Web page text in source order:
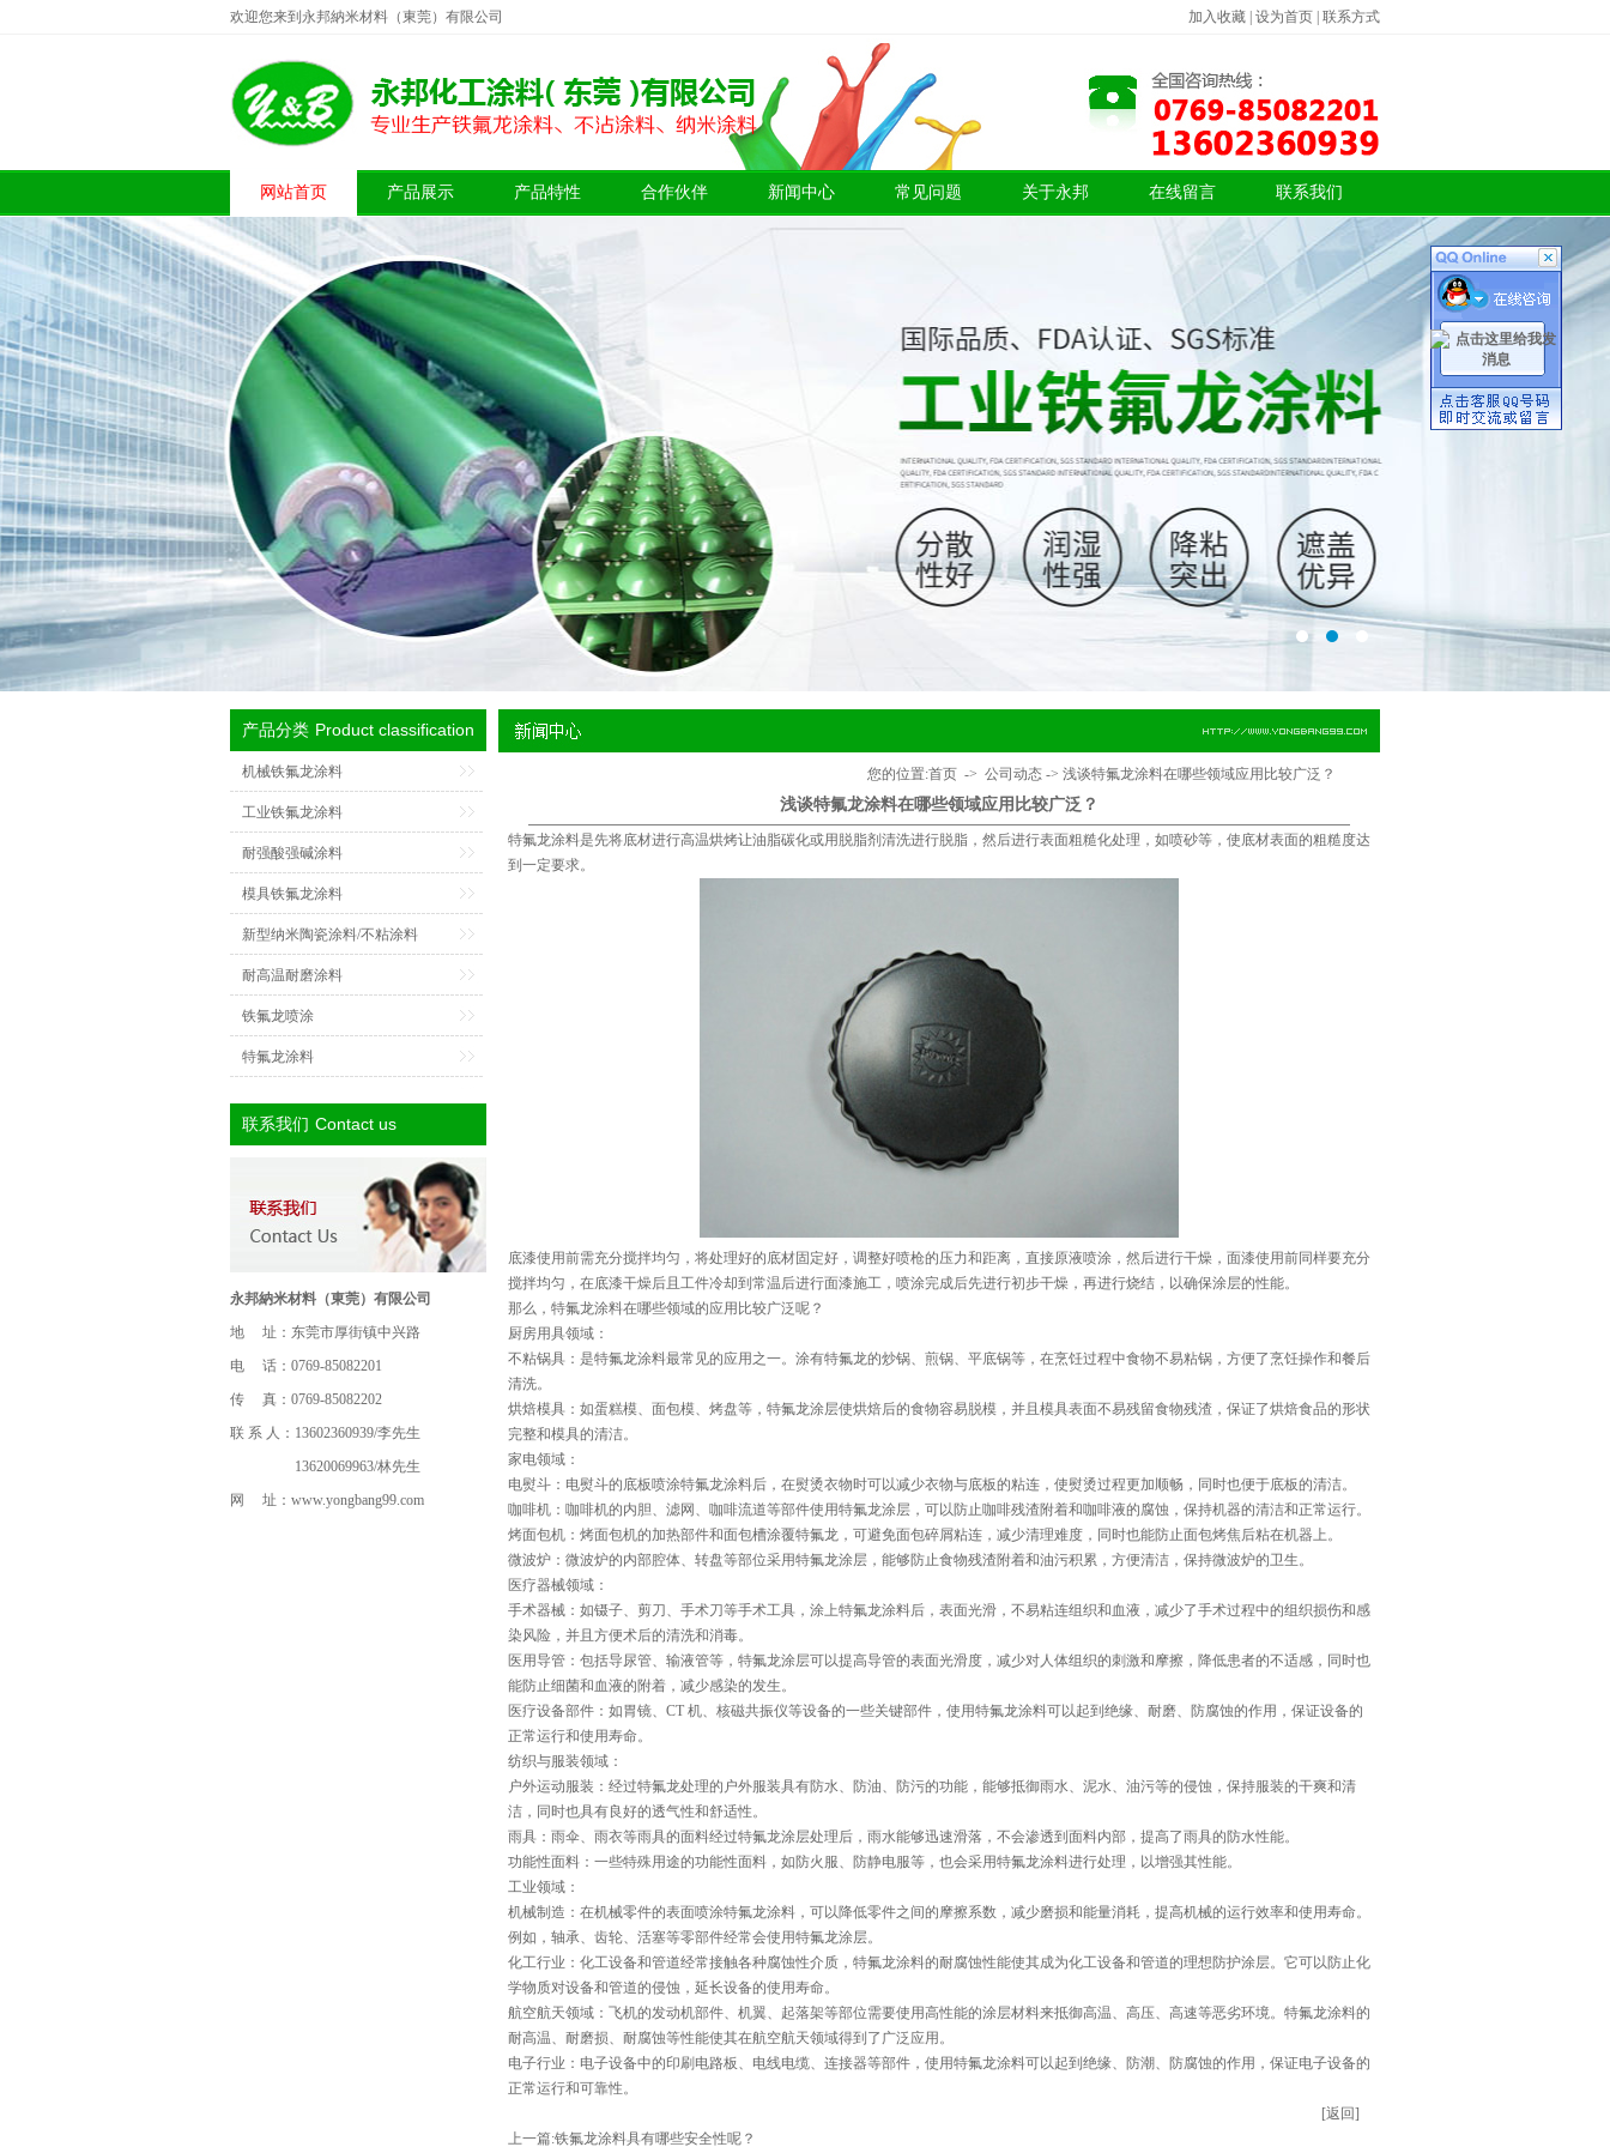
加入收藏 设为首页 联系方式
欢迎您来到永邦納米材料（東莞）有限公司
网站首页 产品展示 产品特性 合作伙伴 新闻中心 常见问题 关于永邦 在线留言 联系我们
产品分类 Product classification
机械铁氟龙涂料
工业铁氟龙涂料
耐强酸强碱涂料
模具铁氟龙涂料
新型纳米陶瓷涂料/不粘涂料
耐高温耐磨涂料
铁氟龙喷涂
特氟龙涂料
联系我们 Contact us
永邦納米材料（東莞）有限公司
地 址：东莞市厚街镇中兴路
电 话：0769-85082201
传 真：0769-85082202
联 系 人：13602360939/李先生
13620069963/林先生
网 址： www.yongbang99.com
您的位置:首页 ->公司动态 ->浅谈特氟龙涂料在哪些领域应用比较广泛？
浅谈特氟龙涂料在哪些领域应用比较广泛？
特氟龙涂料是先将底材进行高温烘烤让油脂碳化或用脱脂剂清洗进行脱脂，然后进行表面粗糙化处理，如喷砂等，使底材表面的粗糙度达
到一定要求。
底漆使用前需充分搅拌均匀，将处理好的底材固定好，调整好喷枪的压力和距离，直接原液喷涂，然后进行干燥，面漆使用前同样要充分
搅拌均匀，在底漆干燥后且工件冷却到常温后进行面漆施工，喷涂完成后先进行初步干燥，再进行烧结，以确保涂层的性能。
那么，特氟龙涂料在哪些领域的应用比较广泛呢？
厨房用具领域：
不粘锅具：是特氟龙涂料最常见的应用之一。涂有特氟龙的炒锅、煎锅、平底锅等，在烹饪过程中食物不易粘锅，方便了烹饪操作和餐后
清洗。
烘焙模具：如蛋糕模、面包模、烤盘等，特氟龙涂层使烘焙后的食物容易脱模，并且模具表面不易残留食物残渣，保证了烘焙食品的形状
完整和模具的清洁。
家电领域：
电熨斗：电熨斗的底板喷涂特氟龙涂料后，在熨烫衣物时可以减少衣物与底板的粘连，使熨烫过程更加顺畅，同时也便于底板的清洁。
咖啡机：咖啡机的内胆、滤网、咖啡流道等部件使用特氟龙涂层，可以防止咖啡残渣附着和咖啡液的腐蚀，保持机器的清洁和正常运行。
烤面包机：烤面包机的加热部件和面包槽涂覆特氟龙，可避免面包碎屑粘连，减少清理难度，同时也能防止面包烤焦后粘在机器上。
微波炉：微波炉的内部腔体、转盘等部位采用特氟龙涂层，能够防止食物残渣附着和油污积累，方便清洁，保持微波炉的卫生。
医疗器械领域：
手术器械：如镊子、剪刀、手术刀等手术工具，涂上特氟龙涂料后，表面光滑，不易粘连组织和血液，减少了手术过程中的组织损伤和感
染风险，并且方便术后的清洗和消毒。
医用导管：包括导尿管、输液管等，特氟龙涂层可以提高导管的表面光滑度，减少对人体组织的刺激和摩擦，降低患者的不适感，同时也
能防止细菌和血液的附着，减少感染的发生。
医疗设备部件：如胃镜、CT 机、核磁共振仪等设备的一些关键部件，使用特氟龙涂料可以起到绝缘、耐磨、防腐蚀的作用，保证设备的
正常运行和使用寿命。
纺织与服装领域：
户外运动服装：经过特氟龙处理的户外服装具有防水、防油、防污的功能，能够抵御雨水、泥水、油污等的侵蚀，保持服装的干爽和清
洁，同时也具有良好的透气性和舒适性。
雨具：雨伞、雨衣等雨具的面料经过特氟龙涂层处理后，雨水能够迅速滑落，不会渗透到面料内部，提高了雨具的防水性能。
功能性面料：一些特殊用途的功能性面料，如防火服、防静电服等，也会采用特氟龙涂料进行处理，以增强其性能。
工业领域：
机械制造：在机械零件的表面喷涂特氟龙涂料，可以降低零件之间的摩擦系数，减少磨损和能量消耗，提高机械的运行效率和使用寿命。
例如，轴承、齿轮、活塞等零部件经常会使用特氟龙涂层。
化工行业：化工设备和管道经常接触各种腐蚀性介质，特氟龙涂料的耐腐蚀性能使其成为化工设备和管道的理想防护涂层。它可以防止化
学物质对设备和管道的侵蚀，延长设备的使用寿命。
航空航天领域：飞机的发动机部件、机翼、起落架等部位需要使用高性能的涂层材料来抵御高温、高压、高速等恶劣环境。特氟龙涂料的
耐高温、耐磨损、耐腐蚀等性能使其在航空航天领域得到了广泛应用。
电子行业：电子设备中的印刷电路板、电线电缆、连接器等部件，使用特氟龙涂料可以起到绝缘、防潮、防腐蚀的作用，保证电子设备的
正常运行和可靠性。
[返回]
上一篇:铁氟龙涂料具有哪些安全性呢？